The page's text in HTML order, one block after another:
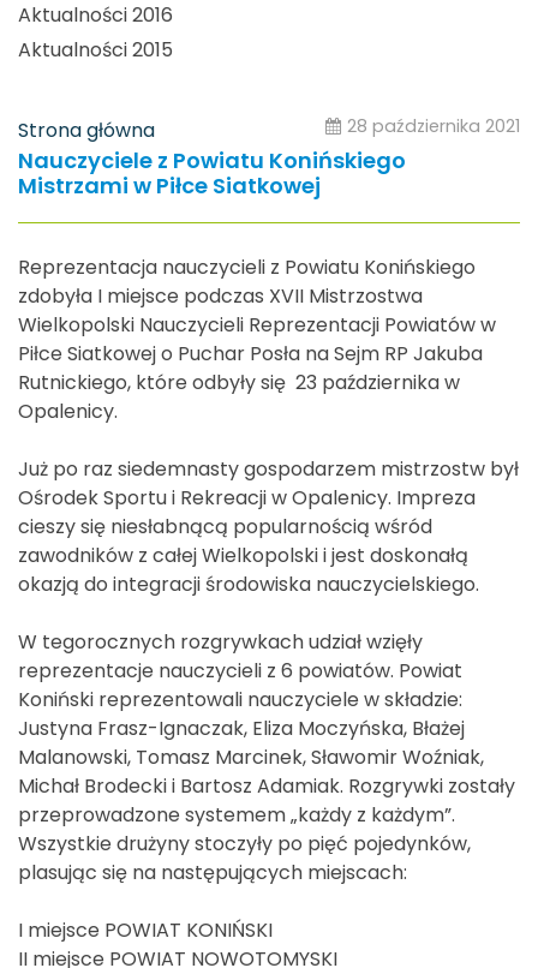
Aktualności 2016
Aktualności 2015
Strona główna 28 października 2021
Nauczyciele z Powiatu Konińskiego
Mistrzami w Piłce Siatkowej
Reprezentacja nauczycieli z Powiatu Konińskiego
zdobyła I miejsce podczas XVII Mistrzostwa
Wielkopolski Nauczycieli Reprezentacji Powiatów w
Piłce Siatkowej o Puchar Posła na Sejm RP Jakuba
Rutnickiego, które odbyły się 23 października w
Opalenicy.
Już po raz siedemnasty gospodarzem mistrzostw był
Ośrodek Sportu i Rekreacji w Opalenicy. Impreza
cieszy się niesłabnącą popularnością wśród
zawodników z całej Wielkopolski i jest doskonałą
okazją do integracji środowiska nauczycielskiego.
W tegorocznych rozgrywkach udział wzięły
reprezentacje nauczycieli z 6 powiatów. Powiat
Koniński reprezentowali nauczyciele w składzie:
Justyna Frasz-Ignaczak, Eliza Moczyńska, Błażej
Malanowski, Tomasz Marcinek, Sławomir Woźniak,
Michał Brodecki i Bartosz Adamiak. Rozgrywki zostały
przeprowadzone systemem „każdy z każdym”.
Wszystkie drużyny stoczyły po pięć pojedynków,
plasując się na następujących miejscach:
I miejsce POWIAT KONIŃSKI
II miejsce POWIAT NOWOTOMYSKI